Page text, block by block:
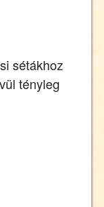
sétákhoz
tényleg